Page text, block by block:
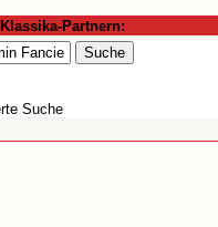
Partnern:
Suche